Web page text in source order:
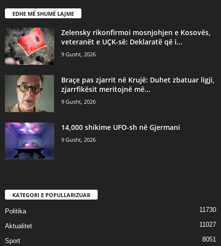
EDHE MË SHUMË LAJME
Zelensky rikonfirmoi mosnjohjen e Kosovës,
veteranët e UÇK-së: Deklaratë që i...
9 Gusht, 2026
Braçe pas zjarrit në Krujë: Duhet zbatuar ligji,
zjarrfikësit meritojnë më...
9 Gusht, 2026
14,000 shikime UFO-sh në Gjermani
9 Gusht, 2026
KATEGORI E POPULLARIZUAR
Politika 11730
Aktualitet 11027
Sport 8051